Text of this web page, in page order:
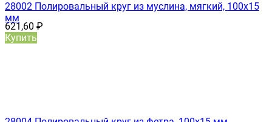
28002 Полировальный круг из муслина, мягкий, 100x15
мм
621,60 ₽
Купить